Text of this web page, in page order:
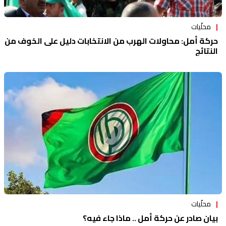
محلّيات
حركة أمل: محاولات الهرب من الانتخابات دليل على الخوف من
النتائج
محلّيات
بيان صادر عن حركة أمل .. ماذا جاء فيه؟